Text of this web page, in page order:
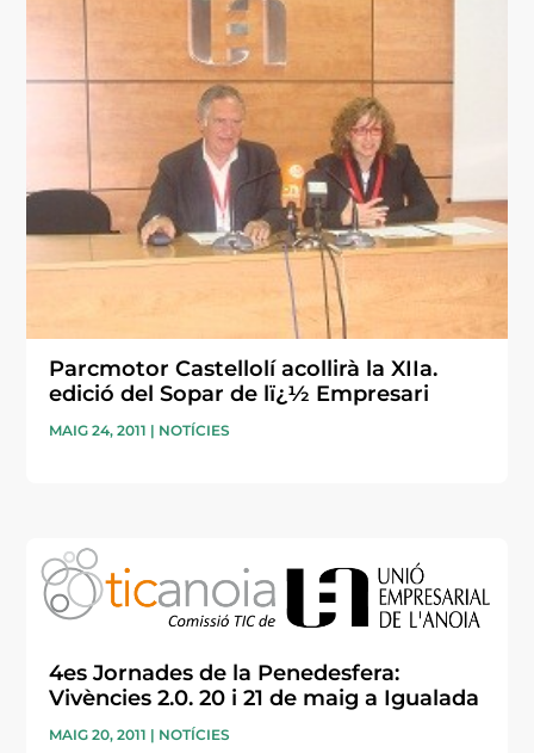
Parcmotor Castellolí acollirà la XIIa.
edició del Sopar de lï¿½ Empresari
MAIG 24, 2011 | NOTÍCIES
4es Jornades de la Penedesfera:
Vivències 2.0. 20 i 21 de maig a Igualada
MAIG 20, 2011 | NOTÍCIES